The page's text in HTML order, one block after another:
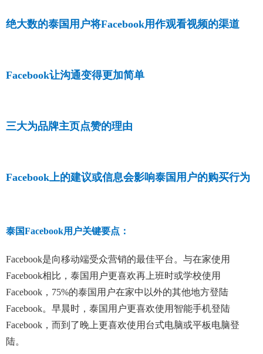
绝大数的泰国用户将Facebook用作观看视频的渠道
Facebook让沟通变得更加简单
三大为品牌主页点赞的理由
Facebook上的建议或信息会影响泰国用户的购买行为
泰国Facebook用户关键要点：
Facebook是向移动端受众营销的最佳平台。与在家使用
Facebook相比，泰国用户更喜欢再上班时或学校使用
Facebook，75%的泰国用户在家中以外的其他地方登陆
Facebook。早晨时，泰国用户更喜欢使用智能手机登陆
Facebook，而到了晚上更喜欢使用台式电脑或平板电脑登
陆。